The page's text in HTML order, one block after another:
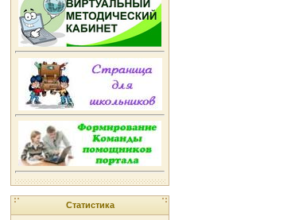
Статистика